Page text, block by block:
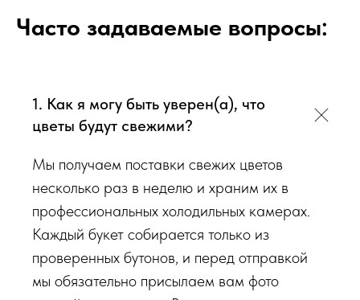
Перед тем как отправить букет на доставку мы
обязательно пришлем Вам на согласование фото и
видео непосредственно того букета, который наш
Часто задаваемые вопросы:
1. Как я могу быть уверен(а), что
цветы будут свежими?
Мы получаем поставки свежих цветов
несколько раз в неделю и храним их в
профессиональных холодильных камерах.
Каждый букет собирается только из
проверенных бутонов, и перед отправкой
мы обязательно присылаем вам фото